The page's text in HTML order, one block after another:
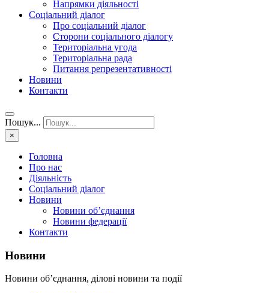
Напрямки діяльності
Соціальний діалог
Про соціальний діалог
Сторони соціального діалогу
Територіальна угода
Територіальна рада
Питання репрезентативності
Новини
Контакти
Пошук...
×
Головна
Про нас
Діяльність
Соціальний діалог
Новини
Новини об’єднання
Новини федерації
Контакти
Новини
Новини об’єднання, ділові новини та події